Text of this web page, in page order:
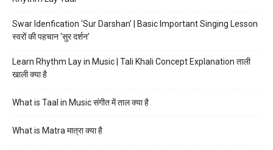
Swar Idenfication ‘Sur Darshan’ | Basic Important Singing Lesson
स्वरों की पहचान ‘सुर दर्शन’
Learn Rhythm Lay in Music | Tali Khali Concept Explanation ताली
खाली क्या है
What is Taal in Music संगीत में ताल क्या है
What is Matra मात्रा क्या है